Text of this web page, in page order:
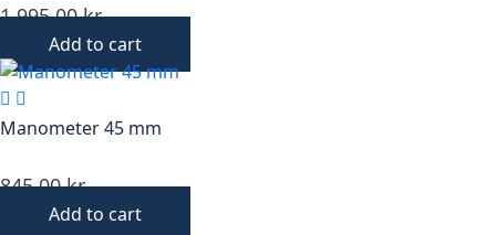
1 995,00kr
Add to cart
Manometer 45 mm
845,00kr
Add to cart